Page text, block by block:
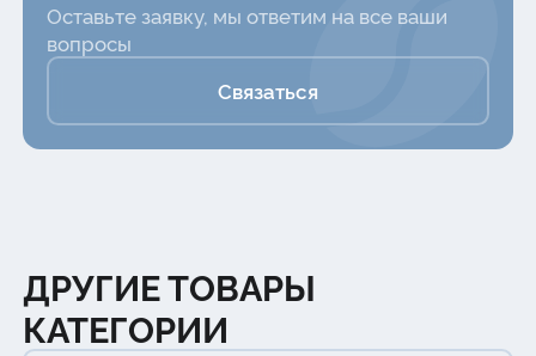
Оставьте заявку, мы ответим на все ваши
вопросы
Связаться
ДРУГИЕ ТОВАРЫ
КАТЕГОРИИ